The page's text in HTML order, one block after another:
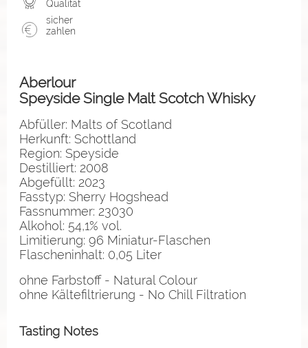
Qualität
sicher
zahlen
Aberlour
Speyside Single Malt Scotch Whisky
Abfüller: Malts of Scotland
Herkunft: Schottland
Region: Speyside
Destilliert: 2008
Abgefüllt: 2023
Fasstyp: Sherry Hogshead
Fassnummer: 23030
Alkohol: 54,1% vol.
Limitierung: 96 Miniatur-Flaschen
Flascheninhalt: 0,05 Liter
ohne Farbstoff - Natural Colour
ohne Kältefiltrierung - No Chill Filtration
Tasting Notes